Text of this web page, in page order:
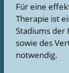
Für eine
Therapie ist
Stadiums
sowie des
notwendig.